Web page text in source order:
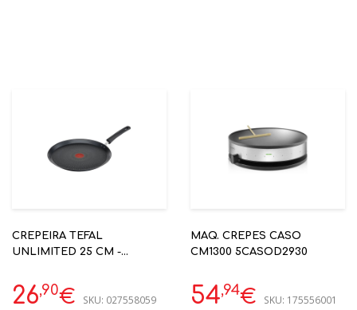
CREPEIRA TEFAL
UNLIMITED 25 CM -
THERMO-FUSION PLUS
26,90€ SKU: 027558059
MAQ. CREPES CASO
CM1300 5CASOD2930
54,94€ SKU: 175556001